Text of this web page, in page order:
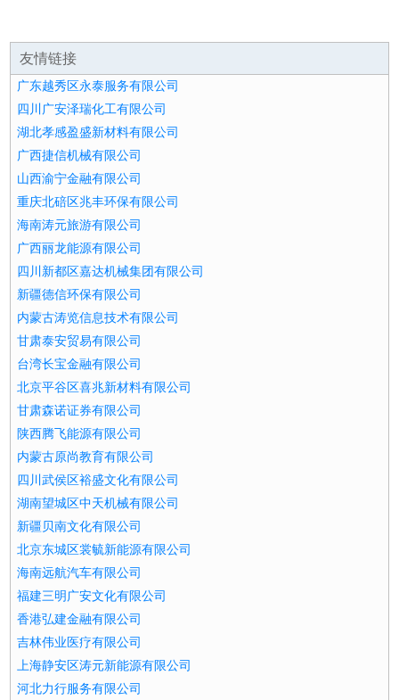
友情链接
广东越秀区永泰服务有限公司
四川广安泽瑞化工有限公司
湖北孝感盈盛新材料有限公司
广西捷信机械有限公司
山西渝宁金融有限公司
重庆北碚区兆丰环保有限公司
海南涛元旅游有限公司
广西丽龙能源有限公司
四川新都区嘉达机械集团有限公司
新疆德信环保有限公司
内蒙古涛览信息技术有限公司
甘肃泰安贸易有限公司
台湾长宝金融有限公司
北京平谷区喜兆新材料有限公司
甘肃森诺证券有限公司
陕西腾飞能源有限公司
内蒙古原尚教育有限公司
四川武侯区裕盛文化有限公司
湖南望城区中天机械有限公司
新疆贝南文化有限公司
北京东城区裳毓新能源有限公司
海南远航汽车有限公司
福建三明广安文化有限公司
香港弘建金融有限公司
吉林伟业医疗有限公司
上海静安区涛元新能源有限公司
河北力行服务有限公司